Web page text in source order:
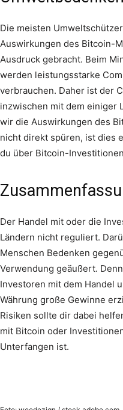
Die meisten
Auswirkungen des Bitcoin-
Ausdruck gebracht. Beim
werden leistungsstarke
verbrauchen. Daher ist der
inzwischen mit dem einiger
wir die Auswirkungen des
nicht direkt spüren, ist dies
du über Bitcoin-
Der Handel mit oder die
Ländern nicht reguliert.
Menschen Bedenken
Verwendung geäußert.
Investoren mit dem Handel
Währung große Gewinne
Risiken sollte dir dabei
mit Bitcoin oder
Unterfangen ist.